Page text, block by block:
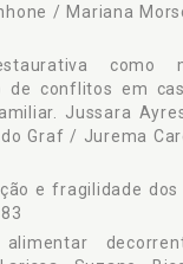
/ Mariana
como
de conflitos em
Jussara
Graf / Jurema
e fragilidade